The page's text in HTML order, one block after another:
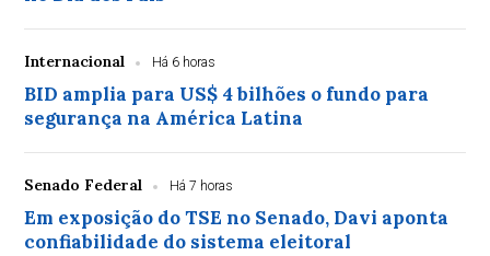
Internacional Há 6 horas
BID amplia para US$ 4 bilhões o fundo para
segurança na América Latina
Senado Federal Há 7 horas
Em exposição do TSE no Senado, Davi aponta
confiabilidade do sistema eleitoral